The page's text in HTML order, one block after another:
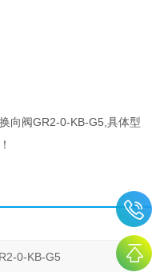
向阀GR2-0-KB-G5,具体型